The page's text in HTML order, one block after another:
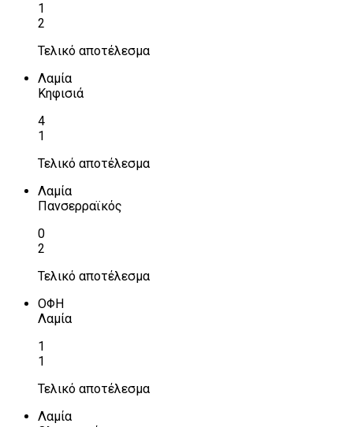
1
2
Τελικό αποτέλεσμα
Λαμία
Κηφισιά
4
1
Τελικό αποτέλεσμα
Λαμία
Πανσερραϊκός
0
2
Τελικό αποτέλεσμα
ΟΦΗ
Λαμία
1
1
Τελικό αποτέλεσμα
Λαμία